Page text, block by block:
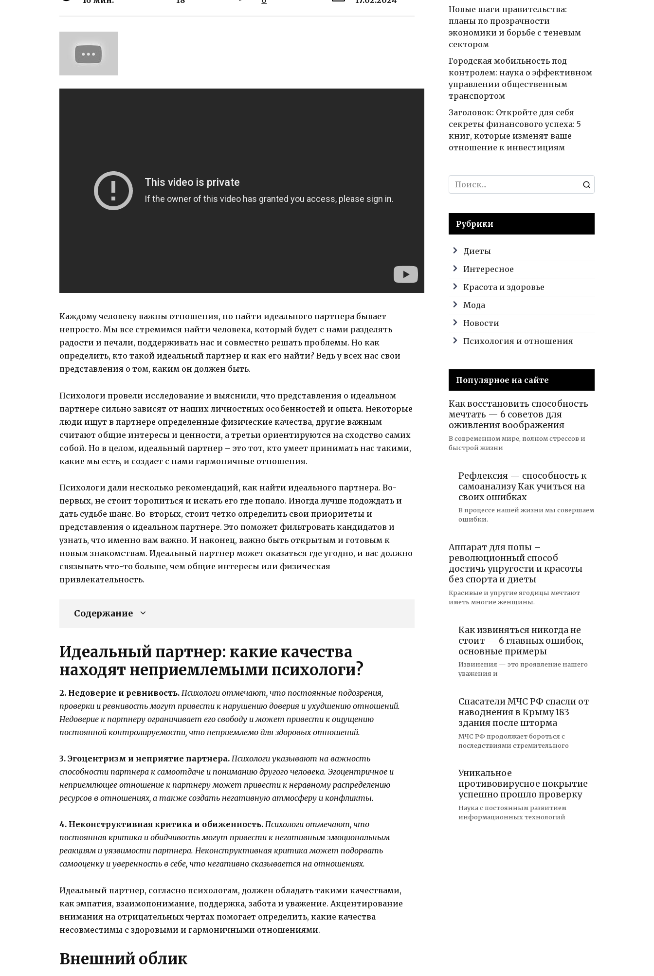
Каждому человеку важны отношения, но найти идеального партнера бывает
непросто. Мы все стремимся найти человека, который будет с нами разделять
радости и печали, поддерживать нас и совместно решать проблемы. Но как
определить, кто такой идеальный партнер и как его найти? Ведь у всех нас свои
представления о том, каким он должен быть.
Психологи провели исследование и выяснили, что представления о идеальном
партнере сильно зависят от наших личностных особенностей и опыта. Некоторые
люди ищут в партнере определенные физические качества, другие важным
считают общие интересы и ценности, а третьи ориентируются на сходство самих
собой. Но в целом, идеальный партнер – это тот, кто умеет принимать нас такими,
какие мы есть, и создает с нами гармоничные отношения.
Психологи дали несколько рекомендаций, как найти идеального партнера. Во-
первых, не стоит торопиться и искать его где попало. Иногда лучше подождать и
дать судьбе шанс. Во-вторых, стоит четко определить свои приоритеты и
представления о идеальном партнере. Это поможет фильтровать кандидатов и
узнать, что именно вам важно. И наконец, важно быть открытым и готовым к
новым знакомствам. Идеальный партнер может оказаться где угодно, и вас должно
связывать что-то больше, чем общие интересы или физическая
привлекательность.
Содержание
Идеальный партнер: какие качества
находят неприемлемыми психологи?
2. Недоверие и ревнивость. Психологи отмечают, что постоянные подозрения,
проверки и ревнивость могут привести к нарушению доверия и ухудшению отношений.
Недоверие к партнеру ограничивает его свободу и может привести к ощущению
постоянной контролируемости, что неприемлемо для здоровых отношений.
3. Эгоцентризм и неприятие партнера. Психологи указывают на важность
способности партнера к самоотдаче и пониманию другого человека. Эгоцентричное и
неприемлющее отношение к партнеру может привести к неравному распределению
ресурсов в отношениях, а также создать негативную атмосферу и конфликты.
4. Неконструктивная критика и обиженность. Психологи отмечают, что
постоянная критика и обидчивость могут привести к негативным эмоциональным
реакциям и уязвимости партнера. Неконструктивная критика может подорвать
самооценку и уверенность в себе, что негативно сказывается на отношениях.
Идеальный партнер, согласно психологам, должен обладать такими качествами,
как эмпатия, взаимопонимание, поддержка, забота и уважение. Акцентирование
внимания на отрицательных чертах помогает определить, какие качества
несовместимы с здоровыми и гармоничными отношениями.
Внешний облик
Новые шаги правительства:
планы по прозрачности
экономики и борьбе с теневым
сектором
Городская мобильность под
контролем: наука о эффективном
управлении общественным
транспортом
Заголовок: Откройте для себя
секреты финансового успеха: 5
книг, которые изменят ваше
отношение к инвестициям
Search
for:
Рубрики
Диеты
Интересное
Красота и здоровье
Мода
Новости
Психология и отношения
Популярное на сайте
Как восстановить способность
мечтать — 6 советов для
оживления воображения
В современном мире, полном стрессов и
быстрой жизни
Рефлексия — способность к
самоанализу Как учиться на
своих ошибках
В процессе нашей жизни мы совершаем
ошибки.
Аппарат для попы –
революционный способ
достичь упругости и красоты
без спорта и диеты
Красивые и упругие ягодицы мечтают
иметь многие женщины.
Как извиняться никогда не
стоит — 6 главных ошибок,
основные примеры
Извинения — это проявление нашего
уважения и
Спасатели МЧС РФ спасли от
наводнения в Крыму 183
здания после шторма
МЧС РФ продолжает бороться с
последствиями стремительного
Уникальное
противовирусное покрытие
успешно прошло проверку
Наука с постоянным развитием
информационных технологий